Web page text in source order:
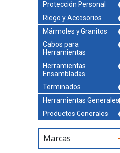
Protección Personal
Riego y Accesorios
Mármoles y Granitos
Cabos para
Herramientas
Herramientas
Ensambladas
Terminados
Herramientas Generales
Productos Generales
Marcas